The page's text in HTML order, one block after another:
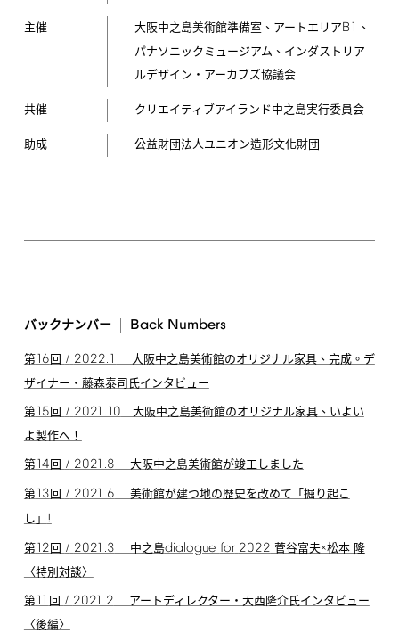
主催 大阪中之島美術館準備室、アートエリアB1 、
パナソニックミュージアム、インダストリア
ルデザイン・アーカブズ協議会
共催 クリエイティブアイランド中之島実行委員会
助成 公益財団法人ユニオン造形文化財団
バックナンバー Back Numbers
第16 回 / 2022.1
大阪中之島美術館のオリジナル家具、完成。デ
ザイナー・藤森泰司氏インタビュー
第15 回 / 2021.10 大阪中之島美術館のオリジナル家具、いよい
よ製作へ！
第14 回 / 2021.8 大阪中之島美術館が竣工しました
第13 回 / 2021.6 美術館が建つ地の歴史を改めて「掘り起こ
し」 !
第12 回 / 2021.3 中之島dialogue for 2022 菅谷富夫×松本 隆
〈特別対談〉
第11 回 / 2021.2 アートディレクター・大西隆介氏インタビュー
〈後編〉